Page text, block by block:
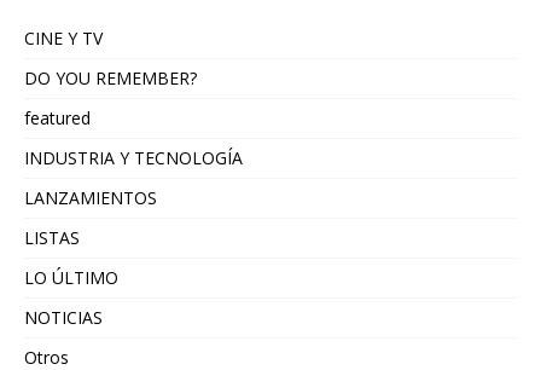
CINE Y TV
DO YOU REMEMBER?
featured
INDUSTRIA Y TECNOLOGÍA
LANZAMIENTOS
LISTAS
LO ÚLTIMO
NOTICIAS
Otros